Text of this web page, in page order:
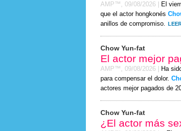
AMP™, 09/08/2026
El
que el actor hongkonés
anillos de compromiso.
Chow Yun-fat
El actor mejor
AMP™, 09/08/2026
Ha
para compensar el dolor.
actores mejor pagados de
Chow Yun-fat
¿El actor más